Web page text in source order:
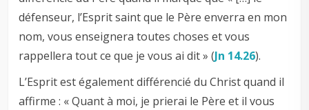
défenseur, l’Esprit saint que le Père enverra en mon
nom, vous enseignera toutes choses et vous
rappellera tout ce que je vous ai dit » (Jn 14.26).
L’Esprit est également différencié du Christ quand il
affirme : « Quant à moi, je prierai le Père et il vous